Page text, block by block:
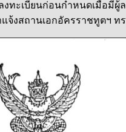
ะเบียนก่อนกำหนดเมื่อมีผู้
จ้งสถานเอกอัครราชทูตฯ ท